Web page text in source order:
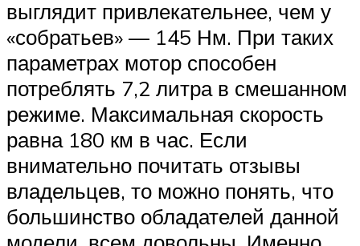
выглядит привлекательнее, чем у
«собратьев» — 145 Нм. При таких
параметрах мотор способен
потреблять 7,2 литра в смешанном
режиме. Максимальная скорость
равна 180 км в час. Если
внимательно почитать отзывы
владельцев, то можно понять, что
большинство обладателей данной